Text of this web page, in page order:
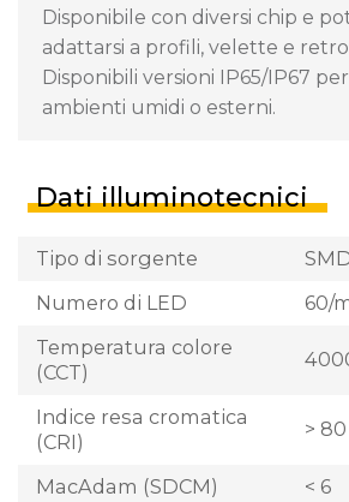
Disponibile con diversi chip e
adattarsi a profili, velette e
Disponibili versioni IP65/IP67
ambienti umidi o esterni.
Dati illuminotecnici
Tipo di sorgente
Numero di LED
60/
Temperatura colore
(CCT)
Indice resa cromatica
(CRI)
> 80
MacAdam (SDCM)
< 6